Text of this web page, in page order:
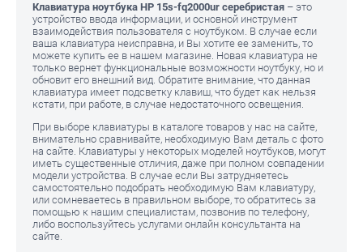
Клавиатура ноутбука HP 15s-fq2000ur серебристая – это
устройство ввода информации, и основной инструмент
взаимодействия пользователя с ноутбуком. В случае если
ваша клавиатура неисправна, и Вы хотите ее заменить, то
можете купить ее в нашем магазине. Новая клавиатура не
только вернет функциональные возможности ноутбуку, но и
обновит его внешний вид. Обратите внимание, что данная
клавиатура имеет подсветку клавиш, что будет как нельзя
кстати, при работе, в случае недостаточного освещения.
При выборе клавиатуры в каталоге товаров у нас на сайте,
внимательно сравнивайте, необходимую Вам деталь с фото
на сайте. Клавиатуры у некоторых моделей ноутбуков, могут
иметь существенные отличия, даже при полном совпадении
модели устройства. В случае если Вы затрудняетесь
самостоятельно подобрать необходимую Вам клавиатуру,
или сомневаетесь в правильном выборе, то обратитесь за
помощью к нашим специалистам, позвонив по телефону,
либо воспользуйтесь услугами онлайн консультанта на
сайте.